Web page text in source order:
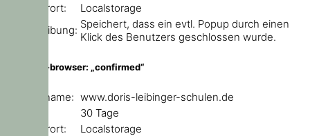
Speicherort:
Localstorage
Beschreibung: Speichert, dass ein evtl. Popup durch einen
Klick des Benutzers geschlossen wurde.
outdated-browser: „confirmed“
Domainname: www.doris-leibinger-schulen.de
30 Tage
Speicherort:
Localstorage